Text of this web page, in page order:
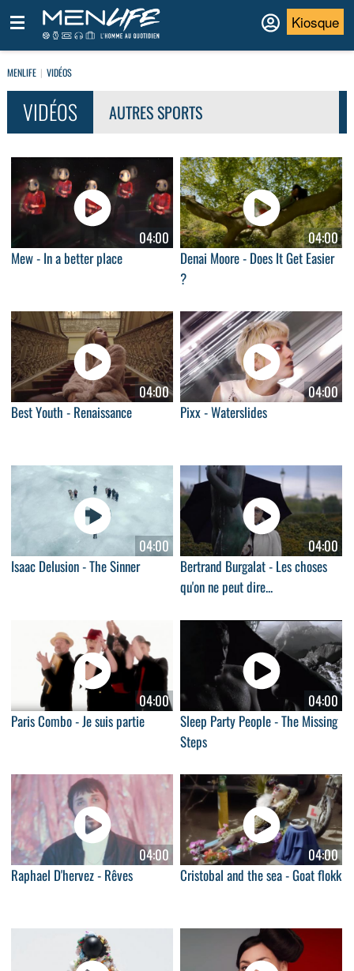
Kiosque
MENLIFE VIDÉOS
VIDÉOS AUTRES SPORTS
04:00
Mew - In a better place
04:00
Denai Moore - Does It Get Easier
?
04:00
Best Youth - Renaissance
04:00
Pixx - Waterslides
04:00
Isaac Delusion - The Sinner
04:00
Bertrand Burgalat - Les choses
qu'on ne peut dire...
04:00
Paris Combo - Je suis partie
04:00
Sleep Party People - The Missing
Steps
04:00
Raphael D'hervez - Rêves
04:00
Cristobal and the sea - Goat flokk